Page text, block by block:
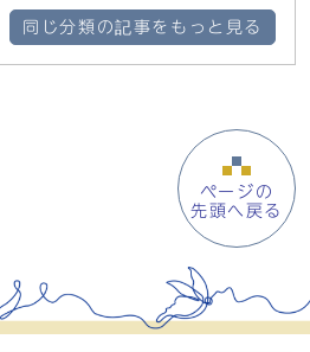
同じ分類の記事をもっと見る
ページの
先頭へ戻る